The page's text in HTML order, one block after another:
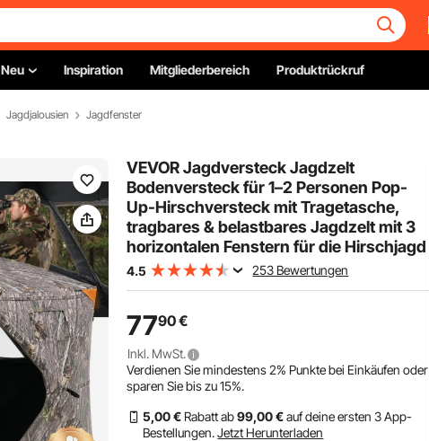
Neu Inspiration Mitgliederbereich Produktrückruf
Jagdjalousien Jagdfenster
VEVOR Jagdversteck Jagdzelt
Bodenversteck für 1–2 Personen Pop-
Up-Hirschversteck mit Tragetasche,
tragbares & belastbares Jagdzelt mit 3
horizontalen Fenstern für die Hirschjagd
4.5 253 Bewertungen
7790€
Inkl. MwSt.
Verdienen Sie mindestens2% Punkte bei Einkäufen oder
sparen Sie bis zu15%.
5,00 € Rabatt ab99,00 €auf deine ersten 3 App-
Bestellungen. Jetzt Herunterladen